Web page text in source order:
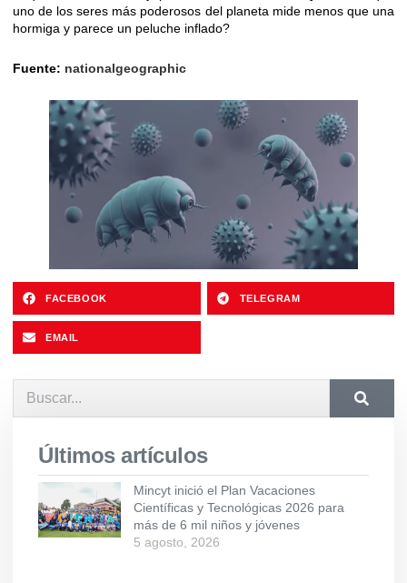
uno de los seres más poderosos del planeta mide menos que una
hormiga y parece un peluche inflado?
Fuente: nationalgeographic
FACEBOOK TELEGRAM
EMAIL
Últimos artículos
Mincyt inició el Plan Vacaciones
Científicas y Tecnológicas 2026 para
más de 6 mil niños y jóvenes
5 agosto, 2026